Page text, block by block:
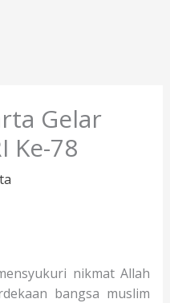
Gelar
Ke-78
nikmat Allah
bangsa muslim